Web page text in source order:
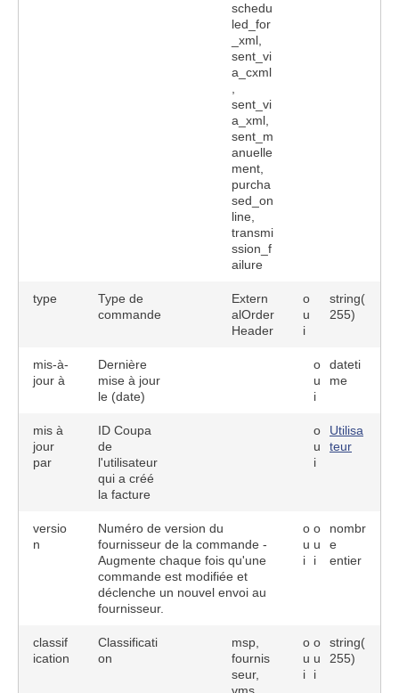
schedu
led_for
_xml,
sent_vi
a_cxml
sent_vi
a_xml,
sent_m
anuelle
ment,
purcha
sed_on
line,
transmi
ssion_f
ailure
type
Type de
commande
Extern
alOrder
Header
o
u
i
string(
255)
mis-à-
jour à
Dernière
mise à jour
le (date)
o
u
i
dateti
me
mis à
jour
par
ID Coupa
de
l'utilisateur
qui a créé
la facture
o
u
i
Utilisa
teur
versio
n
Numéro de version du
fournisseur de la commande -
Augmente chaque fois qu'une
commande est modifiée et
déclenche un nouvel envoi au
fournisseur.
o
u
i
o
u
i
nombr
e
entier
classif
ication
Classificati
on
msp,
fournis
seur,
o
u
i
o
u
i
string(
255)